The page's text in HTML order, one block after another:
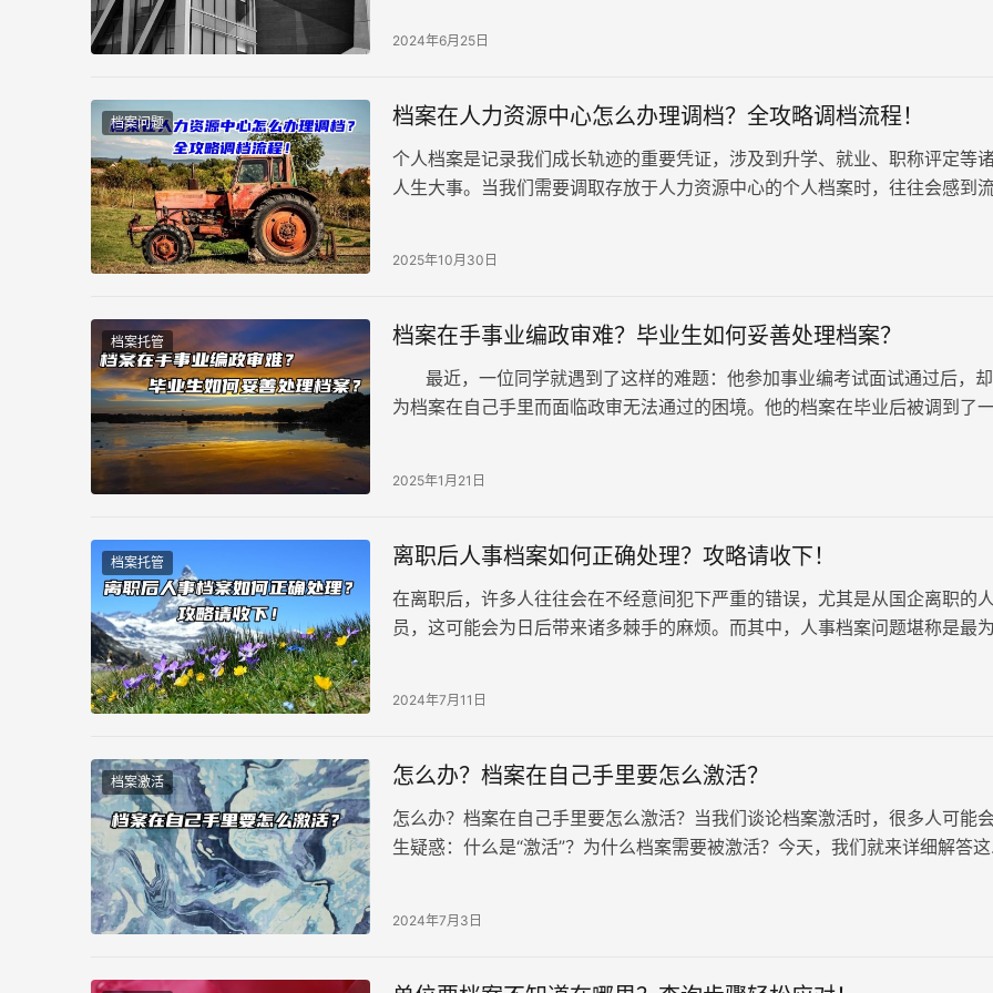
2024年6月25日
档案问题 档案在人力资源中心怎么办理调档？全攻略调档流程！
个人档案是记录我们成长轨迹的重要凭证，涉及到升学、就业、职称评定等
人生大事。当我们需要调取存放于人力资源中心的个人档案时，往往会感到
2025年10月30日
档案托管 档案在手事业编政审难？毕业生如何妥善处理档案？
最近，一位同学就遇到了这样的难题：他参加事业编考试面试通过后，
为档案在自己手里而面临政审无法通过的困境。他的档案在毕业后被调到了
2025年1月21日
档案托管 离职后人事档案如何正确处理？攻略请收下！
在离职后，许多人往往会在不经意间犯下严重的错误，尤其是从国企离职的人
员，这可能会为日后带来诸多棘手的麻烦。而其中，人事档案问题堪称是最
2024年7月11日
档案激活 怎么办？档案在自己手里要怎么激活？
怎么办？档案在自己手里要怎么激活？当我们谈论档案激活时，很多人可能
生疑惑：什么是“激活”？为什么档案需要被激活？今天，我们就来详细解答这
2024年7月3日